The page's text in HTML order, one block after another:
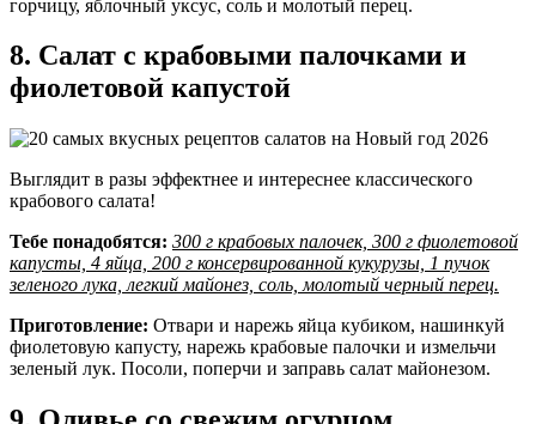
горчицу, яблочный уксус, соль и молотый перец.
8. Салат с крабовыми палочками и
фиолетовой капустой
Выглядит в разы эффектнее и интереснее классического
крабового салата!
Тебе понадобятся: 300 г крабовых палочек, 300 г фиолетовой
капусты, 4 яйца, 200 г консервированной кукурузы, 1 пучок
зеленого лука, легкий майонез, соль, молотый черный перец.
Приготовление: Отвари и нарежь яйца кубиком, нашинкуй
фиолетовую капусту, нарежь крабовые палочки и измельчи
зеленый лук. Посоли, поперчи и заправь салат майонезом.